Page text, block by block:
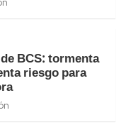
BCS: tormenta
riesgo para